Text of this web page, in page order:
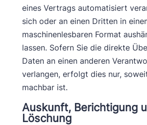
eines Vertrags automatisiert
sich oder an einen Dritten in
maschinenlesbaren Format
lassen. Sofern Sie die direkte
Daten an einen anderen
verlangen, erfolgt dies nur,
machbar ist.
Auskunft, Berichtigung
Löschung